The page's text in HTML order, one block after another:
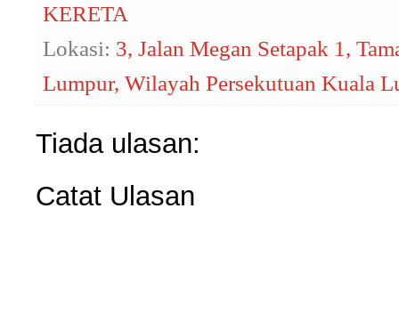
KERETA
Lokasi: 3, Jalan Megan Setapak 1,
Lumpur, Wilayah Persekutuan Kuala
Tiada ulasan:
Catat Ulasan